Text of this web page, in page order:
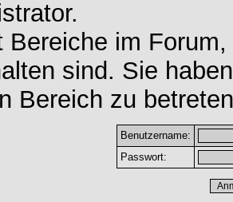
Bereiche im
sind. Sie
Bereich zu
Benutzername:
Passwort: